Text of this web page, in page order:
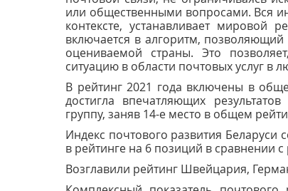
или общественными вопросами. Вся
контексте, устанавливает мировой
включается в алгоритм,
оцениваемой страны. Это
ситуацию в области почтовых услуг в
В рейтинг 2021 года включены в
достигла впечатляющих
группу, заняв 14-е место в общем
Индекс почтового развития Беларуси
в рейтинге на 6 позиций в сравнении
Возглавили рейтинг Швейцария,